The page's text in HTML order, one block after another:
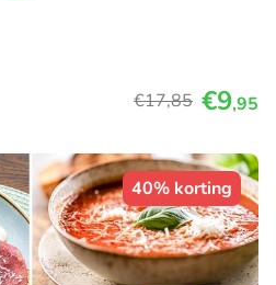
€17,85 €9,95
40% korting